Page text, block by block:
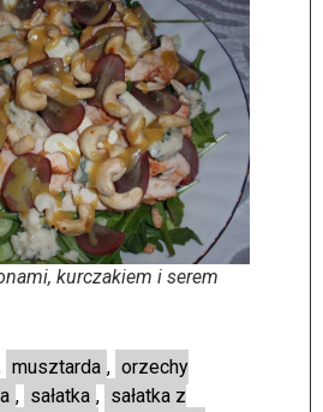
kurczakiem i serem
musztarda , orzechy
, sałatka , sałatka z